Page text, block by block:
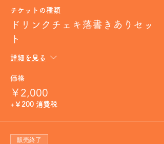
チケットの種類
ドリンクチェキ落書きありセッ
ト
詳細を見る
価格
￥2,000
+￥200 消費税
販売終了